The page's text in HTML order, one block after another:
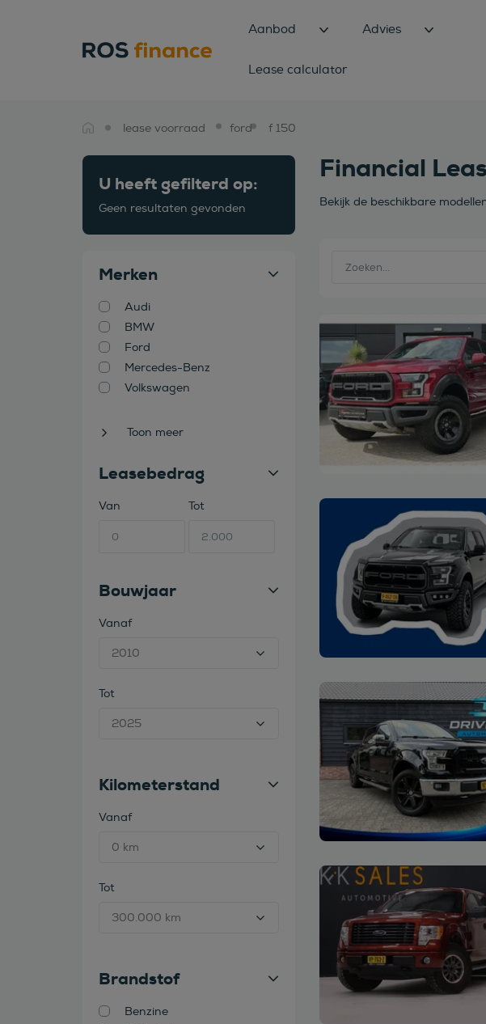
Aanbod Advies
Lease calculator
lease voorraad ford f 150
U heeft gefilterd op:
Geen resultaten gevonden
Merken
Audi
BMW
Ford
Mercedes-Benz
Volkswagen
Toon meer
Leasebedrag
Van Tot
Bouwjaar
Vanaf
Tot
Kilometerstand
Vanaf
Tot
Brandstof
Benzine
Financial
Bekijk de beschikbare
Bekijk deze auto
Bekijk deze auto
Bekijk deze auto
Bekijk deze auto